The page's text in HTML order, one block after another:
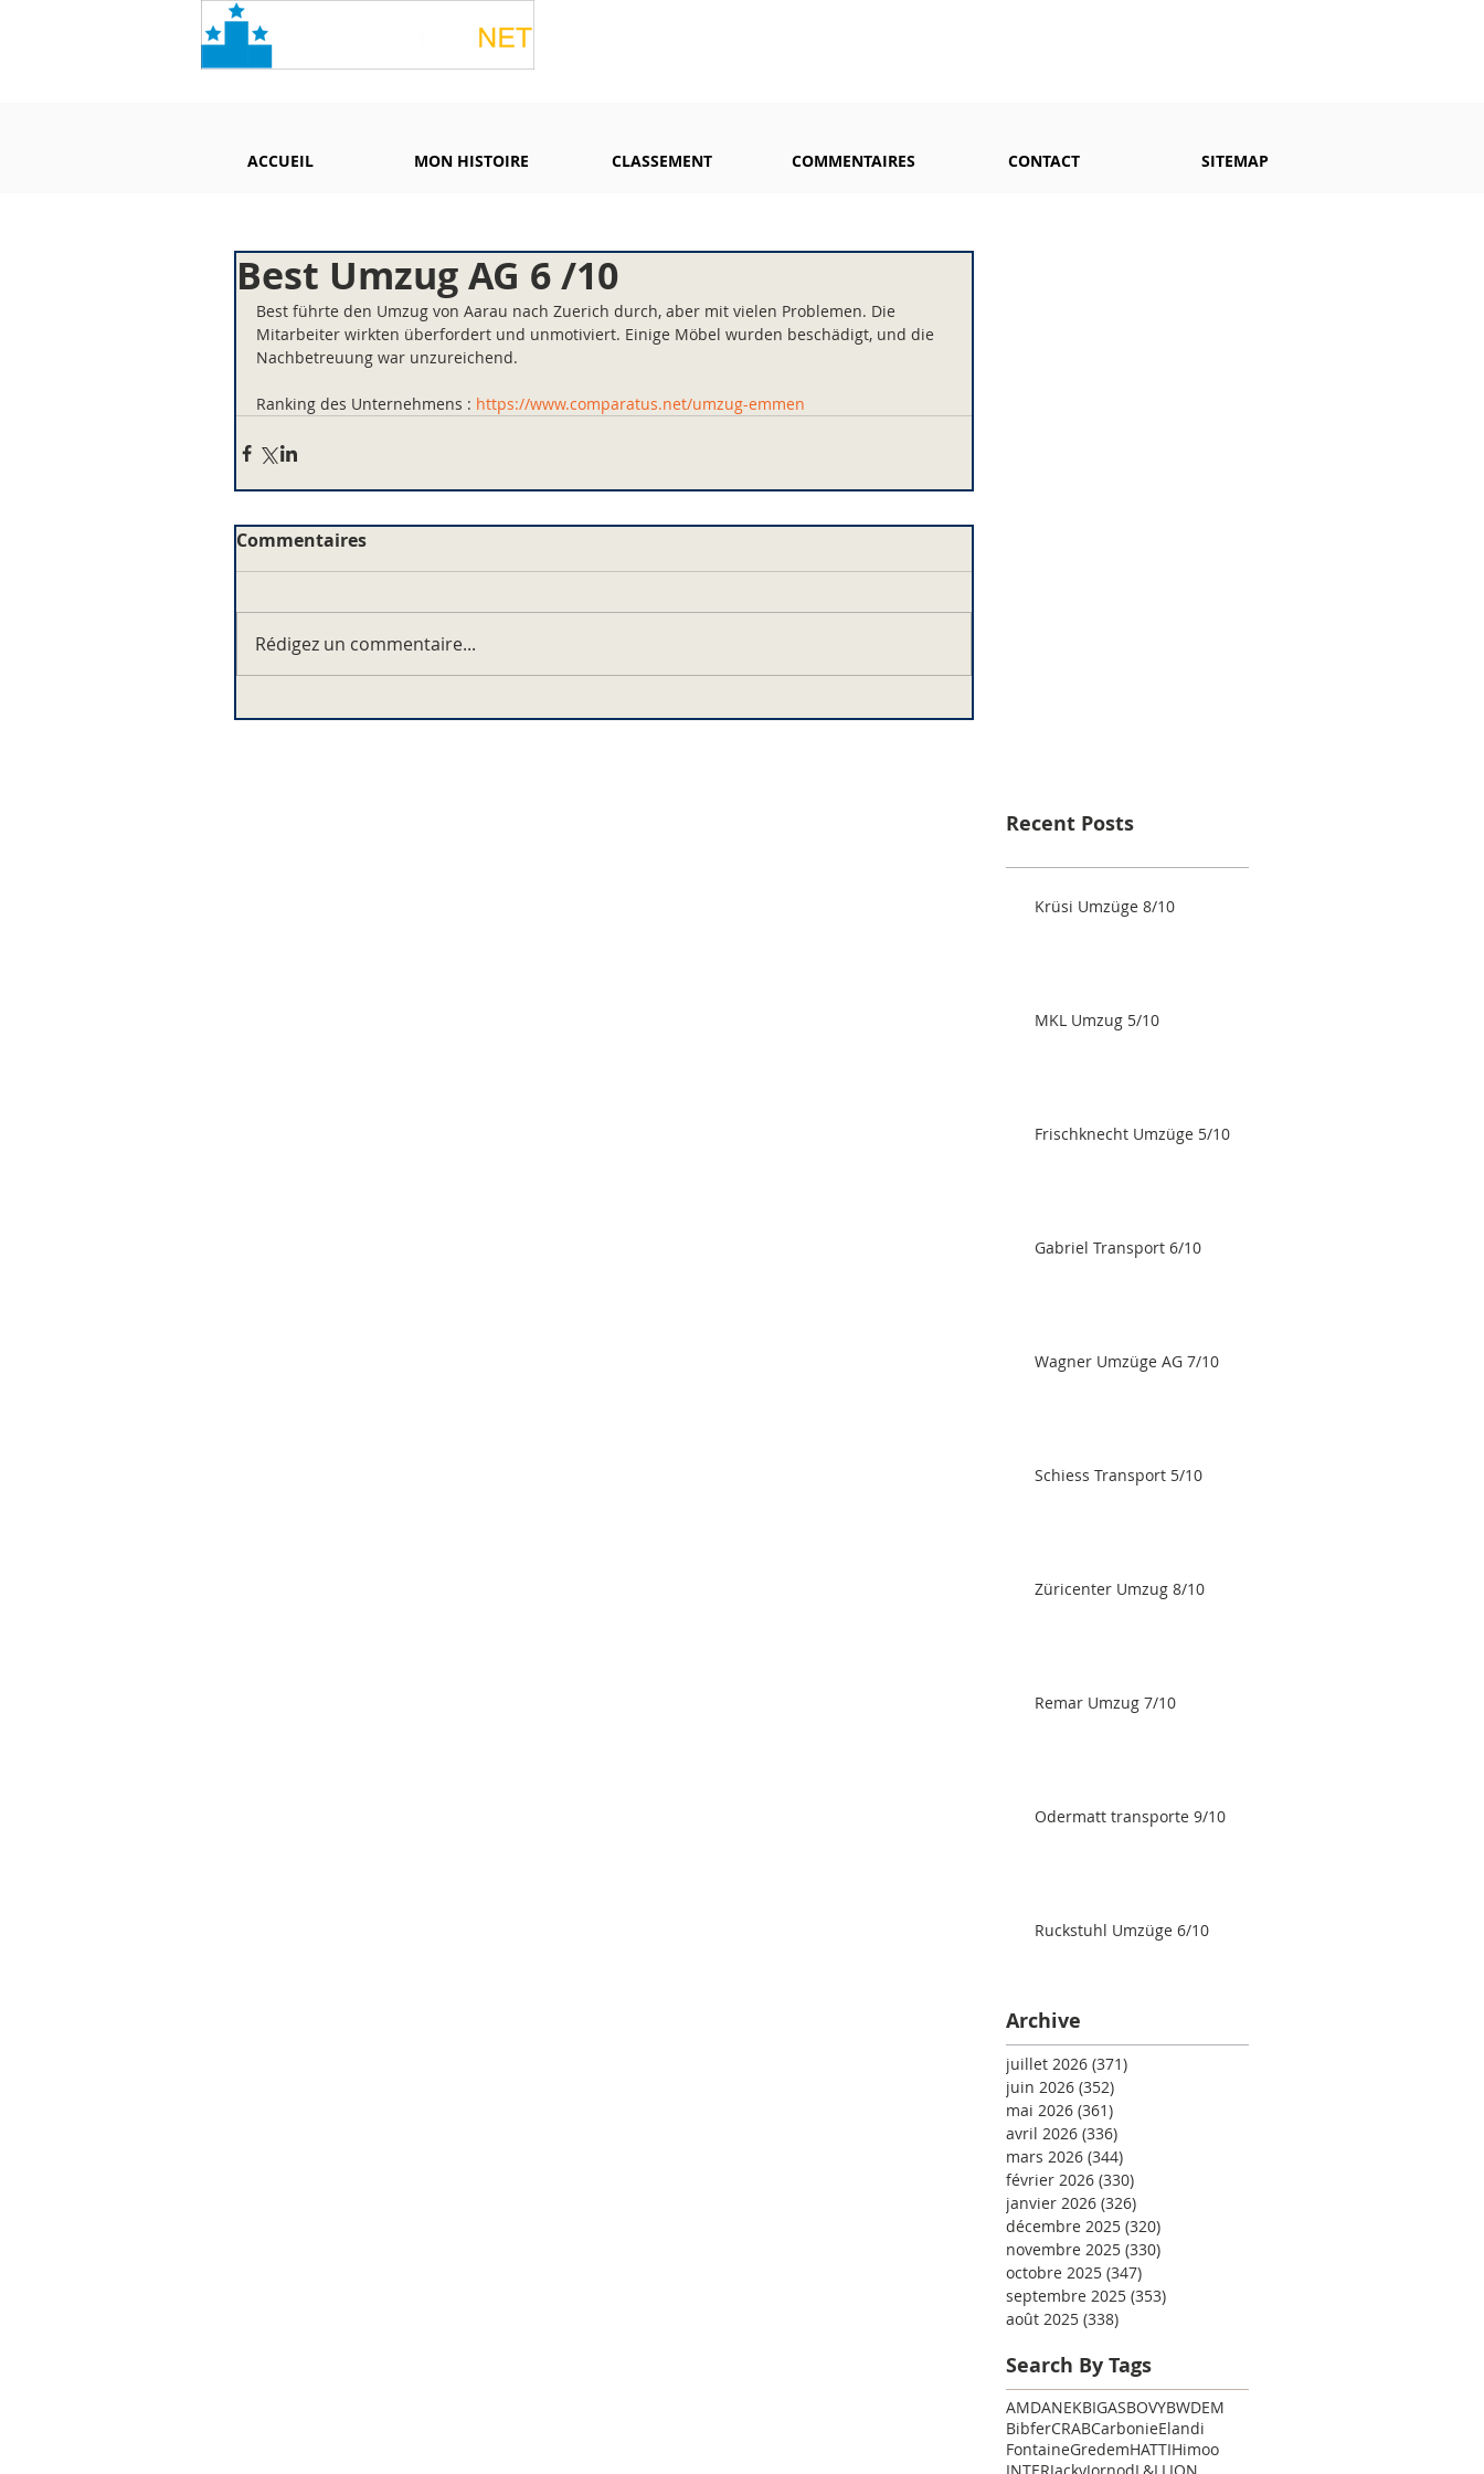
ACCUEIL MON HISTOIRE CLASSEMENT COMMENTAIRES CONTACT SITEMAP
Best Umzug AG 6 /10
Best führte den Umzug von Aarau nach Zuerich durch, aber mit vielen Problemen. Die
Mitarbeiter wirkten überfordert und unmotiviert. Einige Möbel wurden beschädigt, und die
Nachbetreuung war unzureichend.
Ranking des Unternehmens : https://www.comparatus.net/umzug-emmen
Commentaires
Rédigez un commentaire...
Recent Posts
Krüsi Umzüge 8/10
MKL Umzug 5/10
Frischknecht Umzüge 5/10
Gabriel Transport 6/10
Wagner Umzüge AG 7/10
Schiess Transport 5/10
Züricenter Umzug 8/10
Remar Umzug 7/10
Odermatt transporte 9/10
Ruckstuhl Umzüge 6/10
Archive
juillet 2026 (371)
juin 2026 (352)
mai 2026 (361)
avril 2026 (336)
mars 2026 (344)
février 2026 (330)
janvier 2026 (326)
décembre 2025 (320)
novembre 2025 (330)
octobre 2025 (347)
septembre 2025 (353)
août 2025 (338)
Search By Tags
AMDANEKBIGASBOVYBWDEM
BibferCRABCarbonieElandi
FontaineGredemHATTIHimoo